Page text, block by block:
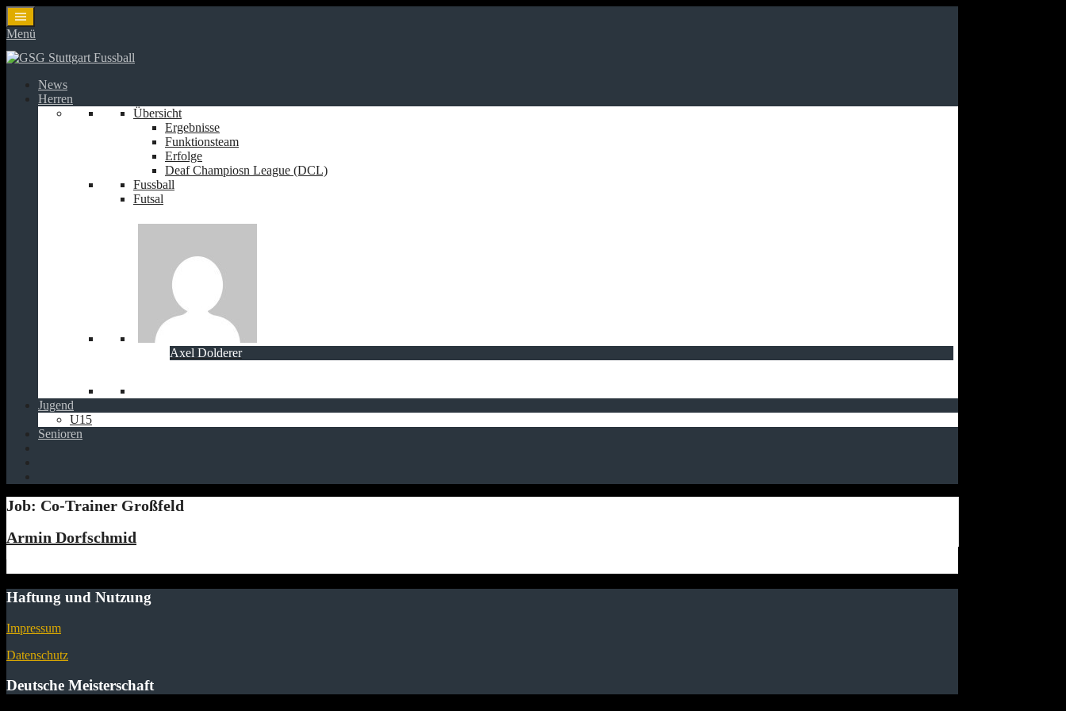
Springe
zum
Inhalt
Menü
News
Herren
Übersicht
Ergebnisse
Funktionsteam
Erfolge
Deaf Champiosn League (DCL)
Fussball
Futsal
Axel Dolderer
Jugend
U15
Senioren
Job: Co-Trainer Großfeld
Armin Dorfschmid
Haftung und Nutzung
Impressum
Datenschutz
Deutsche Meisterschaft